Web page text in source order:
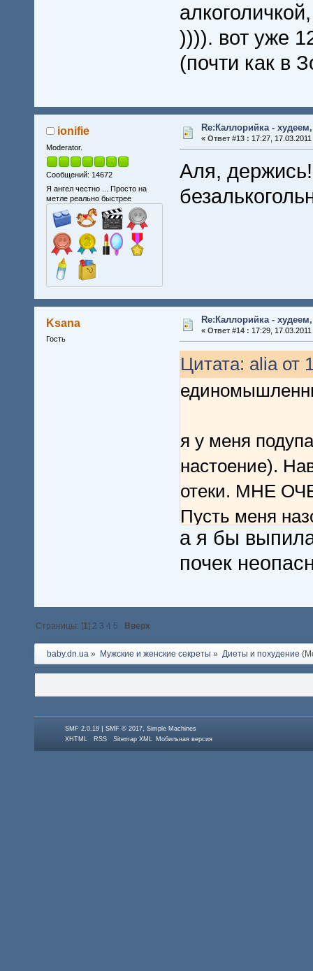
)))). вот уже
(почти как в
ionifie
Moderator.
Сообщений: 14672
Я ангел честно ... Просто на
метле реально быстрее
Re:Каллорийка -
« Ответ #13 : 17:27, 17.03.2011
Аля,
Ksana
Гость
Re:Каллорийка -
« Ответ #14 : 17:29, 17.03.2011
Цитата: alia от
я у меня
настоение).
отеки. МНЕ
Пусть меня
него оочень
шампанского
а я бы
почек
Страницы: [1] 2 3 4 5 Вверх
baby.dn.ua» Мужские и женские секреты » Диеты и похудение
SMF 2.0.19 |SMF © 2017 ,Simple Machines
XHTML
RSS Sitemap XML Мобильная версия